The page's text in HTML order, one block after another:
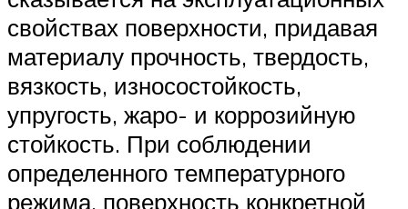
свойствах поверхности, придавая
материалу прочность, твердость,
вязкость, износостойкость,
упругость, жаро- и коррозийную
стойкость. При соблюдении
определенного температурного
режима, поверхность конкретной